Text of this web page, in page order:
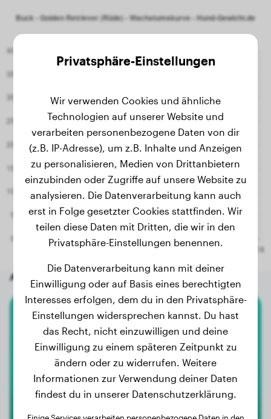
Andere zufällige Hunde
Shar-Pei
Einstein
2
Privatsphäre-Einstellungen
Wir verwenden Cookies und ähnliche
Technologien auf unserer Website und
verarbeiten personenbezogene Daten von dir
(z.B. IP-Adresse), um z.B. Inhalte und Anzeigen
zu personalisieren, Medien von Drittanbietern
einzubinden oder Zugriffe auf unsere Website zu
analysieren. Die Datenverarbeitung kann auch
erst in Folge gesetzter Cookies stattfinden. Wir
teilen diese Daten mit Dritten, die wir in den
Privatsphäre-Einstellungen benennen.
Die Datenverarbeitung kann mit deiner
Einwilligung oder auf Basis eines berechtigten
Interesses erfolgen, dem du in den Privatsphäre-
Einstellungen widersprechen kannst. Du hast
das Recht, nicht einzuwilligen und deine
Einwilligung zu einem späteren Zeitpunkt zu
ändern oder zu widerrufen. Weitere
Informationen zur Verwendung deiner Daten
findest du in unserer Datenschutzerklärung.